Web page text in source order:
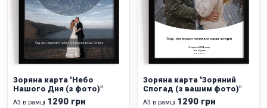
Зоряна карта "Небо
Нашого Дня (з фото)"
А3 в рамці 1290 грн
Зоряна карта "Зоряний
Спогад (з вашим фото)"
А3 в рамці 1290 грн